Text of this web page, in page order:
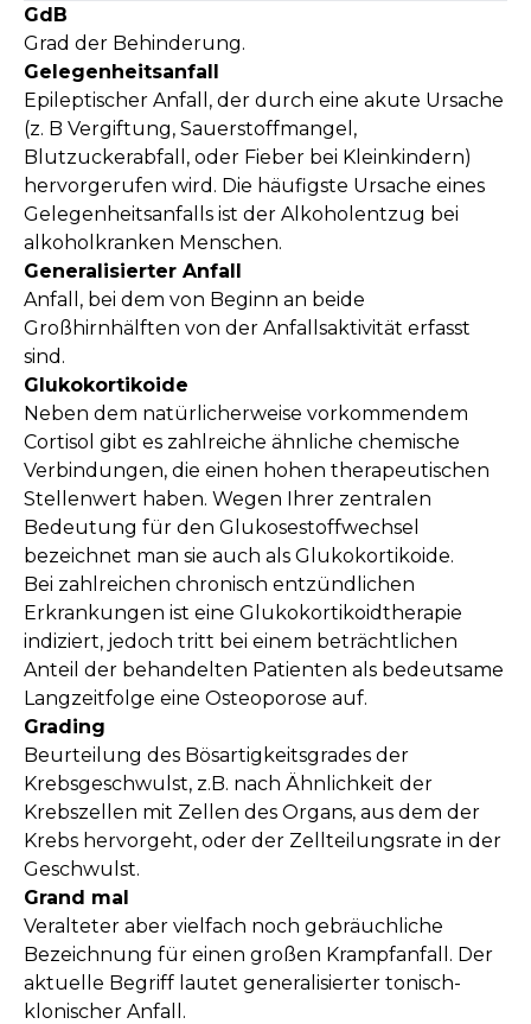
GdB
Grad der Behinderung.
Gelegenheitsanfall
Epileptischer Anfall, der durch eine akute Ursache
(z. B Vergiftung, Sauerstoffmangel,
Blutzuckerabfall, oder Fieber bei Kleinkindern)
hervorgerufen wird. Die häufigste Ursache eines
Gelegenheitsanfalls ist der Alkoholentzug bei
alkoholkranken Menschen.
Generalisierter Anfall
Anfall, bei dem von Beginn an beide
Großhirnhälften von der Anfallsaktivität erfasst
sind.
Glukokortikoide
Neben dem natürlicherweise vorkommendem
Cortisol gibt es zahlreiche ähnliche chemische
Verbindungen, die einen hohen therapeutischen
Stellenwert haben. Wegen Ihrer zentralen
Bedeutung für den Glukosestoffwechsel
bezeichnet man sie auch als Glukokortikoide.
Bei zahlreichen chronisch entzündlichen
Erkrankungen ist eine Glukokortikoidtherapie
indiziert, jedoch tritt bei einem beträchtlichen
Anteil der behandelten Patienten als bedeutsame
Langzeitfolge eine Osteoporose auf.
Grading
Beurteilung des Bösartigkeitsgrades der
Krebsgeschwulst, z.B. nach Ähnlichkeit der
Krebszellen mit Zellen des Organs, aus dem der
Krebs hervorgeht, oder der Zellteilungsrate in der
Geschwulst.
Grand mal
Veralteter aber vielfach noch gebräuchliche
Bezeichnung für einen großen Krampfanfall. Der
aktuelle Begriff lautet generalisierter tonisch-
klonischer Anfall.